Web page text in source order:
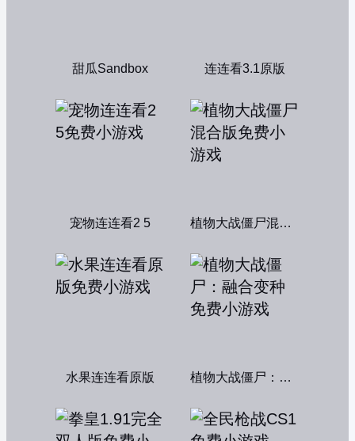
甜瓜Sandbox 连连看3.1原版
宠物连连看2 5 植物大战僵尸混合版
水果连连看原版 植物大战僵尸：融合变种